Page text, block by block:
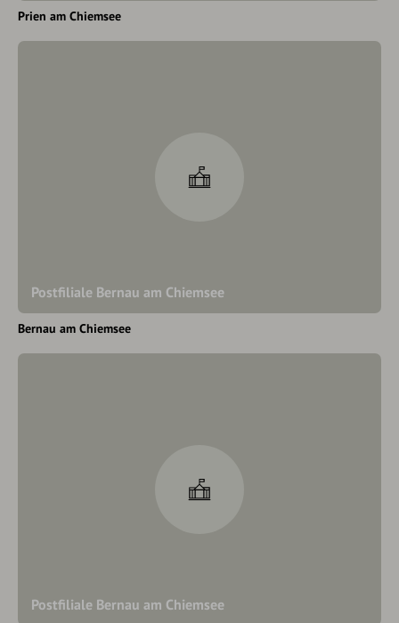
Prien am Chiemsee
Postfiliale Bernau am Chiemsee
Bernau am Chiemsee
Postfiliale Bernau am Chiemsee